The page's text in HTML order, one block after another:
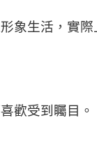
象生活，實際
歡受到矚目。